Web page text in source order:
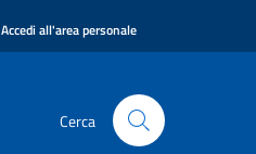
Accedi all'area personale
Cerca